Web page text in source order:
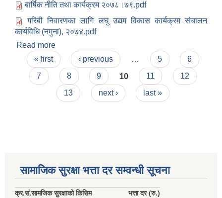
बार्षिक नीति तथा कार्यक्रम २०७८।७९.pdf
गरिबी निवारणका लागि लघु उद्यम विकास कार्यक्रम संचालन
कार्यविधि (नमुना), २०७४.pdf
Read more
कार्यपालिका तथा गाउँसभाबाट पारित भएका
ऐन,नियम,कानुन,निर्देशिका तथा कार्यविधि
Pages
« first ‹ previous 5
6
7
8 9 10 11
12
13
next › last »
सामाजिक सुरक्षा भत्ता दर सम्वन्धी सूचना
क्र.सं.सामजिक सुरक्षाको किसिम
भत्ता दर (रु.)